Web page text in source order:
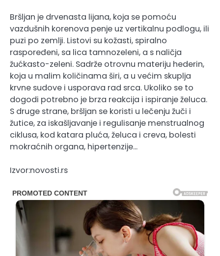
Bršljan je drvenasta lijana, koja se pomoću
vazdušnih korenova penje uz vertikalnu podlogu, ili
puzi po zemlji. Listovi su kožasti, spiralno
raspoređeni, sa lica tamnozeleni, a s naličja
žućkasto-zeleni. Sadrže otrovnu materiju hederin,
koja u malim količinama širi, a u većim skuplja
krvne sudove i usporava rad srca. Ukoliko se to
dogodi potrebno je brza reakcija i ispiranje želuca.
S druge strane, bršljan se koristi u lečenju žuči i
žutice, za iskašljavanje i regulisanje menstrualnog
ciklusa, kod katara pluća, želuca i creva, bolesti
mokraćnih organa, hipertenzije…
Izvor:novosti.rs